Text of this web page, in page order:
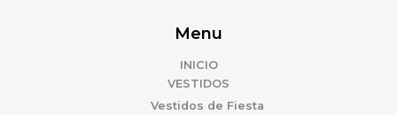
Menu
INICIO
VESTIDOS
Vestidos de Fiesta